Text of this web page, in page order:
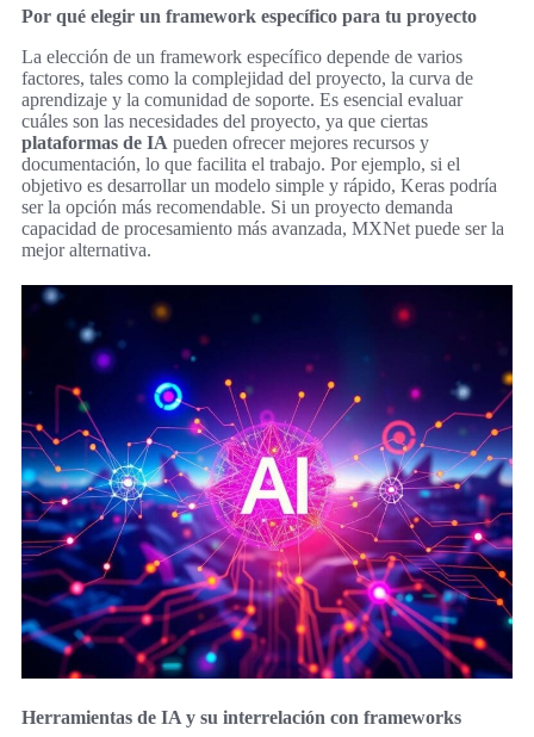
Por qué elegir un framework específico para tu proyecto
La elección de un framework específico depende de varios
factores, tales como la complejidad del proyecto, la curva de
aprendizaje y la comunidad de soporte. Es esencial evaluar
cuáles son las necesidades del proyecto, ya que ciertas
plataformas de IA pueden ofrecer mejores recursos y
documentación, lo que facilita el trabajo. Por ejemplo, si el
objetivo es desarrollar un modelo simple y rápido, Keras podría
ser la opción más recomendable. Si un proyecto demanda
capacidad de procesamiento más avanzada, MXNet puede ser la
mejor alternativa.
Herramientas de IA y su interrelación con frameworks